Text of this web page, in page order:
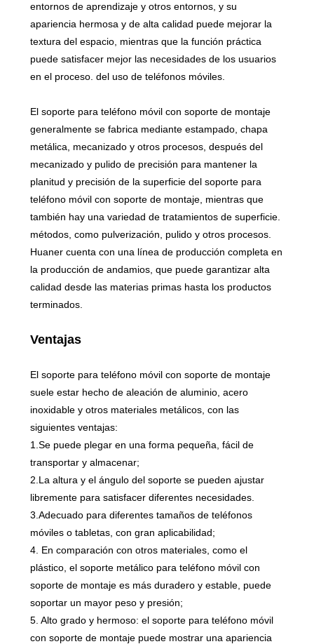
entornos de aprendizaje y otros entornos, y su
apariencia hermosa y de alta calidad puede mejorar la
textura del espacio, mientras que la función práctica
puede satisfacer mejor las necesidades de los usuarios
en el proceso. del uso de teléfonos móviles.
El soporte para teléfono móvil con soporte de montaje
generalmente se fabrica mediante estampado, chapa
metálica, mecanizado y otros procesos, después del
mecanizado y pulido de precisión para mantener la
planitud y precisión de la superficie del soporte para
teléfono móvil con soporte de montaje, mientras que
también hay una variedad de tratamientos de superficie.
métodos, como pulverización, pulido y otros procesos.
Huaner cuenta con una línea de producción completa en
la producción de andamios, que puede garantizar alta
calidad desde las materias primas hasta los productos
terminados.
Ventajas
El soporte para teléfono móvil con soporte de montaje
suele estar hecho de aleación de aluminio, acero
inoxidable y otros materiales metálicos, con las
siguientes ventajas:
1.Se puede plegar en una forma pequeña, fácil de
transportar y almacenar;
2.La altura y el ángulo del soporte se pueden ajustar
libremente para satisfacer diferentes necesidades.
3.Adecuado para diferentes tamaños de teléfonos
móviles o tabletas, con gran aplicabilidad;
4. En comparación con otros materiales, como el
plástico, el soporte metálico para teléfono móvil con
soporte de montaje es más duradero y estable, puede
soportar un mayor peso y presión;
5. Alto grado y hermoso: el soporte para teléfono móvil
con soporte de montaje puede mostrar una apariencia